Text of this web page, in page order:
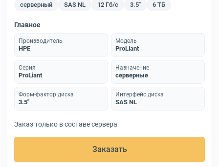
серверный SAS NL 12 Гб/с 3.5" 6 ТБ
Главное
Производитель
HPE
Модель
ProLiant
Серия
ProLiant
Назначение
серверные
Форм-фактор диска
3.5"
Интерфейс диска
SAS NL
Заказ только в составе сервера
Заказать